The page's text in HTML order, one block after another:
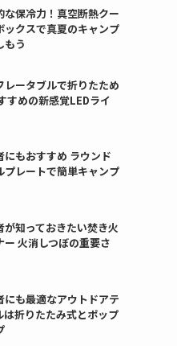
な保冷力！真空断熱クー
ックスで真夏のキャンプ
もう
レータブルで折りたため
すめの新感覚LEDライ
にもおすすめ ラウンド
プレートで簡単キャンプ
が知っておきたい焚き火
ー 火消しつぼの重要さ
にも最適なアウトドアテ
は折りたたみ式とポップ